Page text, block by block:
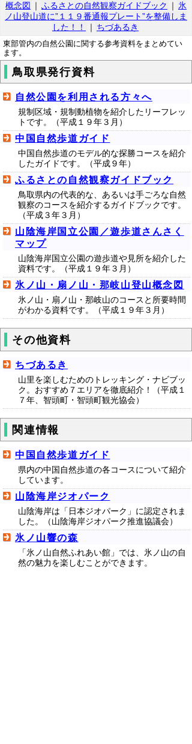
概念図
｜ ふるさとの自然観察ガイドブック ｜ 氷
ノ山登山道に”１１９番通報プレート”を整備しま
した！！
｜ ちづあるき
東部管内の自然公園に関する参考資料をまとめてい
ます。
鳥取県発行資料
自然公園を利用される方々へ
規制区域・規制動植物を紹介したリーフレッ
トです。（平成１９年３月）
中国自然歩道ガイド
中国自然歩道のモデル的な探勝コースを紹介
したガイドです。（平成９年）
ふるさとの自然観察ガイドブック
鳥取県内の代表的な、あるいは手ごろな自然
観察のコースを紹介するガイドブックです。
（平成３年３月）
山陰海岸国立公園／遊歩道さんさく
マップ
山陰海岸国立公園の遊歩道や見所を紹介した
資料です。（平成１９年３月）
氷ノ山・扇ノ山・那岐山登山概念図
氷ノ山・扇ノ山・那岐山のコースと所要時間
がわかる資料です。（平成１９年３月）
その他資料
ちづあるき
山里を楽しむためのトレッキング・ナビブッ
ク。おすすめ７エリアを徹底紹介！（平成１
７年、智頭町・智頭町観光協会）
関連情報
中国自然歩道ガイド
県内の中国自然歩道の各コースについて紹介
しています。
山陰海岸ジオパーク
山陰海岸は「日本ジオパーク」に認定されま
した。（山陰海岸ジオパーク推進協議会）
氷ノ山響の森
「氷ノ山自然ふれあい館」では、氷ノ山の自
然の魅力を楽しむことができます。